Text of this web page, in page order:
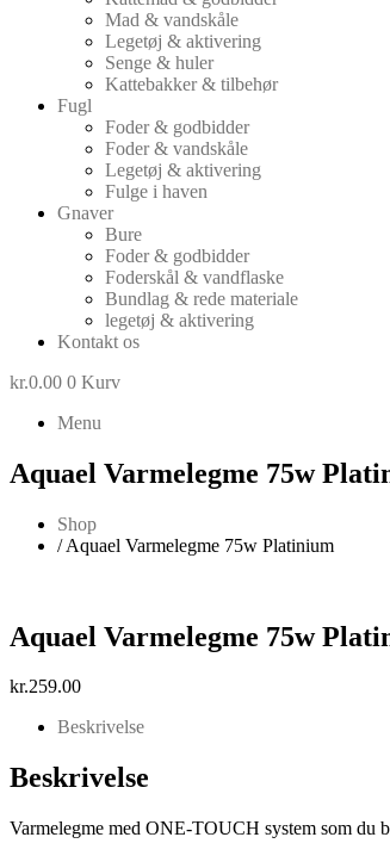
Mad & vandskåle
Legetøj & aktivering
Senge & huler
Kattebakker & tilbehør
Fugl
Foder & godbidder
Foder & vandskåle
Legetøj & aktivering
Fulge i haven
Gnaver
Bure
Foder & godbidder
Foderskål & vandflaske
Bundlag & rede materiale
legetøj & aktivering
Kontakt os
kr.0.00 0 Kurv
Menu
Aquael Varmelegme 75w
Shop
/ Aquael Varmelegme 75w Platinium
Aquael Varmelegme 75w
kr.259.00
Beskrivelse
Beskrivelse
Varmelegme med ONE-TOUCH system som du